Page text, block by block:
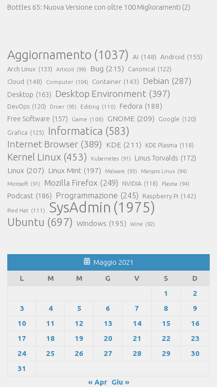
Bottles 65: Nuova Versione con oltre 100 Miglioramenti (2)
Aggiornamento (1037) AI (148) Android (155)
Arch Linux (133) Articoli (99) Bug (215) Canonical (122)
Cloud (148) Computer (104) Container (143) Debian (287)
Desktop (163) Desktop Environment (397)
DevOps (120) Driver (95) Editing (110) Fedora (188)
Free Software (157) Game (108) GNOME (209) Google (120)
Grafica (125) Informatica (583)
Internet Browser (389) KDE (211) KDE Plasma (118)
Kernel Linux (453) Kubernetes (91) Linus Torvalds (172)
Linux (207) Linux Mint (197) Malware (93) Manjaro Linux (94)
Microsoft (91) Mozilla Firefox (249) NVIDIA (118) Plasma (94)
Podcast (186) Programmazione (245) Raspberry Pi (142)
Red Hat (111) SysAdmin (1975)
Ubuntu (697) Windows (195) Wine (92)
Maggio 2021
L
M M G V S
D
1
2
3
4 5 6 7 8
9
10
11 12 13 14 15
16
17
18 19 20 21 22
23
24
25 26 27 28 29
30
31
« Apr
Giu »